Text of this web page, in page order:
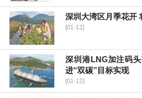
深圳大湾区月季花开
[01-12]
深圳港LNG加注码
进“双碳”目标实现
[01-12]